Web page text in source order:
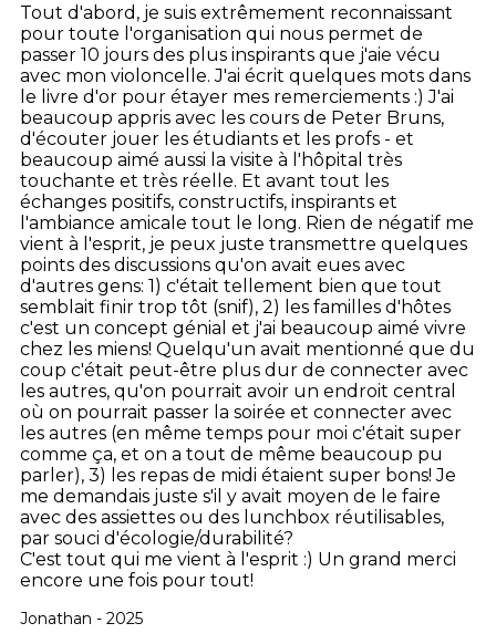
Tout d'abord, je suis extrêmement reconnaissant
pour toute l'organisation qui nous permet de
passer 10 jours des plus inspirants que j'aie vécu
avec mon violoncelle. J'ai écrit quelques mots dans
le livre d'or pour étayer mes remerciements :) J'ai
beaucoup appris avec les cours de Peter Bruns,
d'écouter jouer les étudiants et les profs - et
beaucoup aimé aussi la visite à l'hôpital très
touchante et très réelle. Et avant tout les
échanges positifs, constructifs, inspirants et
l'ambiance amicale tout le long. Rien de négatif me
vient à l'esprit, je peux juste transmettre quelques
points des discussions qu'on avait eues avec
d'autres gens: 1) c'était tellement bien que tout
semblait finir trop tôt (snif), 2) les familles d'hôtes
c'est un concept génial et j'ai beaucoup aimé vivre
chez les miens! Quelqu'un avait mentionné que du
coup c'était peut-être plus dur de connecter avec
les autres, qu'on pourrait avoir un endroit central
où on pourrait passer la soirée et connecter avec
les autres (en même temps pour moi c'était super
comme ça, et on a tout de même beaucoup pu
parler), 3) les repas de midi étaient super bons! Je
me demandais juste s'il y avait moyen de le faire
avec des assiettes ou des lunchbox réutilisables,
par souci d'écologie/durabilité?
C'est tout qui me vient à l'esprit :) Un grand merci
encore une fois pour tout!
Jonathan - 2025